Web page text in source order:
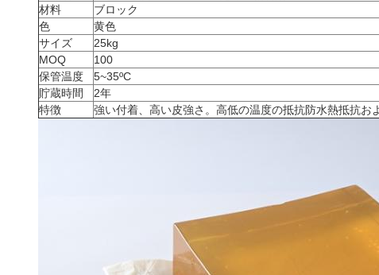
材料
ブロック
色
黄色
サイズ
25kg
MOQ
100
保管温度
5~35ºC
貯蔵時間
2年
特徴
強い付着、高い皮強さ。高低の温度の抵抗防水熱抵抗お